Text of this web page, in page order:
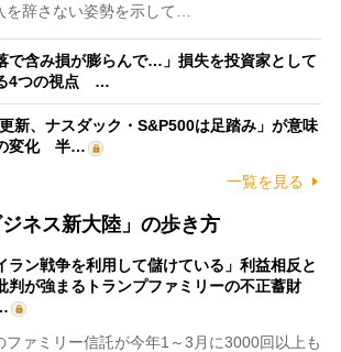
を辞さない姿勢を示して…
で含み損が膨らんで…」損失を投資家として
4つの視点 …
更新、ナスダック・S&P500は足踏み」が意味
変化 半…
一覧を見る
ネス新大陸」の歩き方
ラン戦争を利用して儲けている」利益相反と
判が強まるトランプファミリーの不正蓄財
ァミリー信託が今年1～3月に3000回以上も